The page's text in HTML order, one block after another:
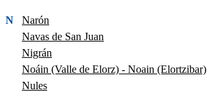
N
Narón
Navas de San Juan
Nigrán
Noáin (Valle de Elorz) - Noain (Elortzibar)
Nules